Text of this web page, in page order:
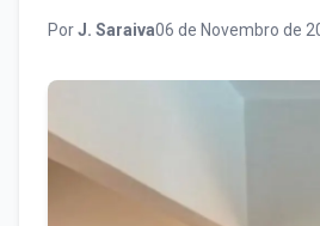
PorJ. Saraiva06 de Novembro de